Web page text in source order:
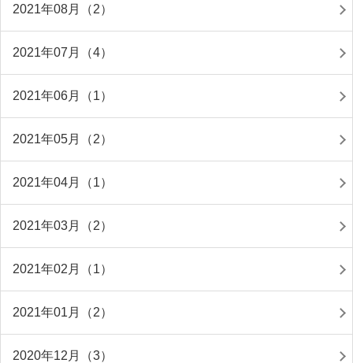
2021年08月（2）
2021年07月（4）
2021年06月（1）
2021年05月（2）
2021年04月（1）
2021年03月（2）
2021年02月（1）
2021年01月（2）
2020年12月（3）